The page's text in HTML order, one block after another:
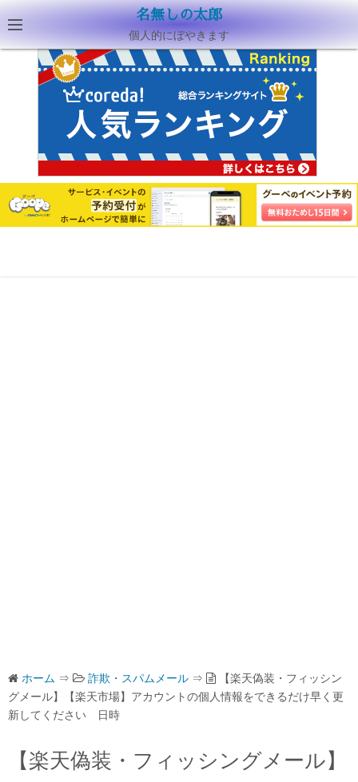
名無しの太郎
個人的にぼやきます
ホーム ⇒ 詐欺・スパムメール ⇒
【楽天偽装・フィッシン
グメール】【楽天市場】アカウントの個人情報をできるだけ早く更
新してください 日時
【楽天偽装・フィッシングメール】